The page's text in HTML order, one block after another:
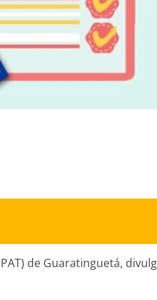
de Guaratinguetá,